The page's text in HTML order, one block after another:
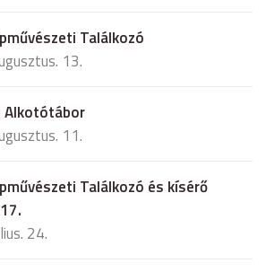
Találkozó
13.
Alkotótábor
11.
Találkozó és kísérő
24.